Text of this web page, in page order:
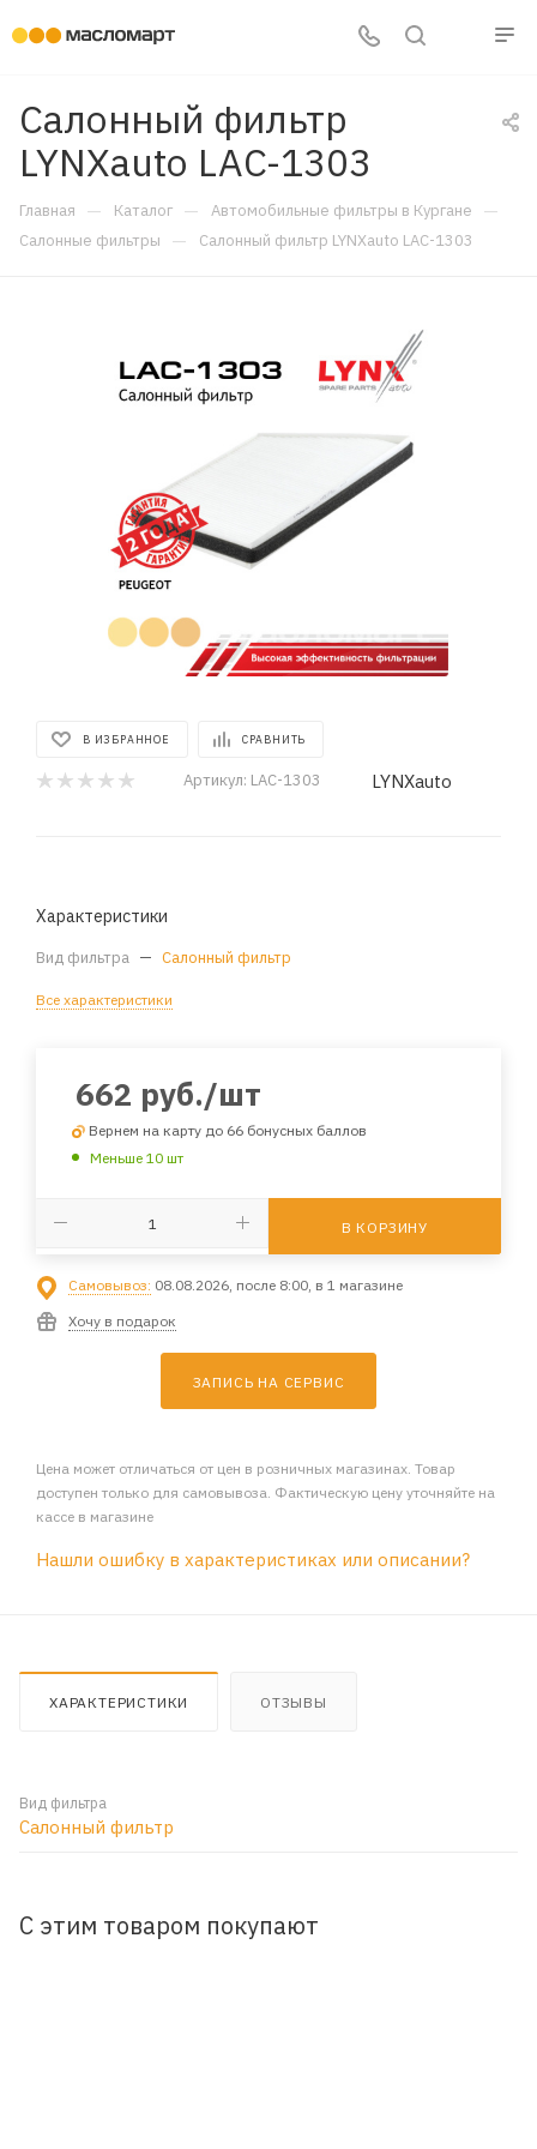
Салонный фильтр
LYNXauto LAC-1303
Главная — Каталог — Автомобильные фильтры в Кургане —
Салонные фильтры — Салонный фильтр LYNXauto LAC-1303
В ИЗБРАННОЕ СРАВНИТЬ
Артикул: LAC-1303 LYNXauto
Характеристики
Вид фильтра — Салонный фильтр
Все характеристики
662 руб./шт
Вернем на карту до 66 бонусных баллов
Меньше 10 шт
В КОРЗИНУ
Самовывоз: 08.08.2026, после 8:00, в 1 магазине
Хочу в подарок
ЗАПИСЬ НА СЕРВИС
Цена может отличаться от цен в розничных магазинах. Товар
доступен только для самовывоза. Фактическую цену уточняйте на
кассе в магазине
Нашли ошибку в характеристиках или описании?
ХАРАКТЕРИСТИКИ ОТЗЫВЫ
Вид фильтра
Салонный фильтр
С этим товаром покупают